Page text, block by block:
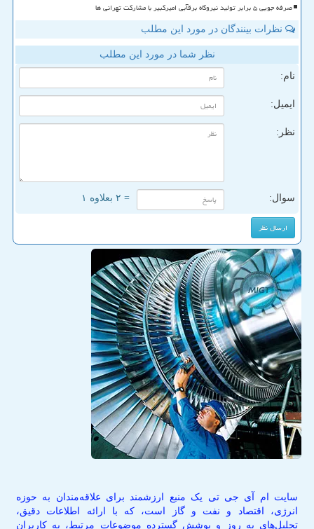
صرفه جویی ۵ برابر تولید نیروگاه برقآبی امیرکبیر با مشارکت تهرانی ها
نظرات بینندگان در مورد این مطلب
نظر شما در مورد این مطلب
نام:
ایمیل:
نظر:
سوال: = ۲ بعلاوه ۱
سایت ام آی جی تی یک منبع ارزشمند برای علاقه‌مندان به حوزه
انرژی، اقتصاد و نفت و گاز است، که با ارائه اطلاعات دقیق،
تحلیل‌های به روز و پوشش گسترده موضوعات مرتبط، به کاربران